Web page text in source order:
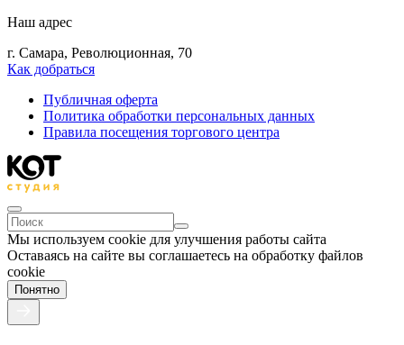
Наш адрес
г. Самара, Революционная, 70
Как добраться
Публичная оферта
Политика обработки персональных данных
Правила посещения торгового центра
Мы используем cookie для улучшения работы сайта
Оставаясь на сайте вы соглашаетесь на обработку файлов
cookie
Понятно